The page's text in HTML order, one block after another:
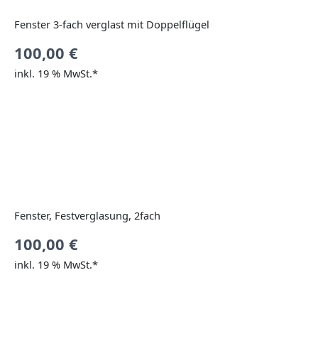
Fenster 3-fach verglast mit Doppelflügel
100,00 €
inkl. 19 % MwSt.*
Fenster, Festverglasung, 2fach
100,00 €
inkl. 19 % MwSt.*